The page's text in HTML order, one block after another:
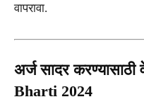
वापरावा.
अर्ज सादर
Bharti 2024